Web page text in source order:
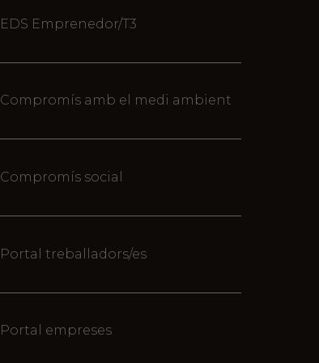
EDS Emprenedor/T3
Compromís amb el medi ambient
Compromís social
Portal treballadors/es
Portal empreses